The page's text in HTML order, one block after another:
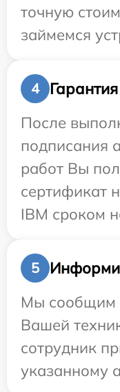
точную
займемся
4
Гарантия
После
подписания
работ Вы
сертификат
IBM сроком
5
Мы сообщим
Вашей
сотрудник
указанному